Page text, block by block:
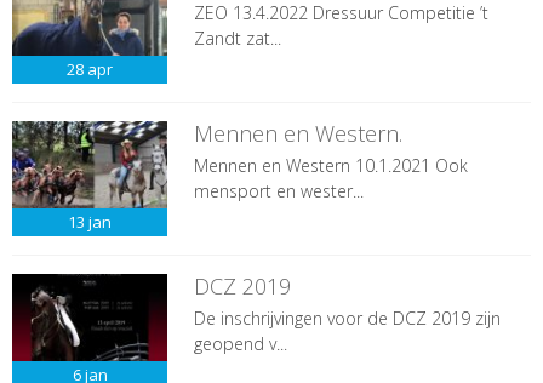
28 apr
ZEO 13.4.2022 Dressuur Competitie ’t
Zandt zat...
13 jan
Mennen en Western.
Mennen en Western 10.1.2021 Ook
mensport en wester...
6jan
DCZ 2019
De inschrijvingen voor de DCZ 2019 zijn
geopend v...